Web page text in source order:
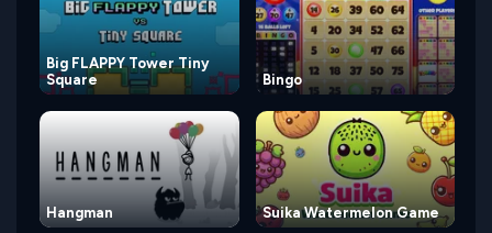
Big FLAPPY Tower Tiny
Square
Bingo
Hangman Suika Watermelon Game